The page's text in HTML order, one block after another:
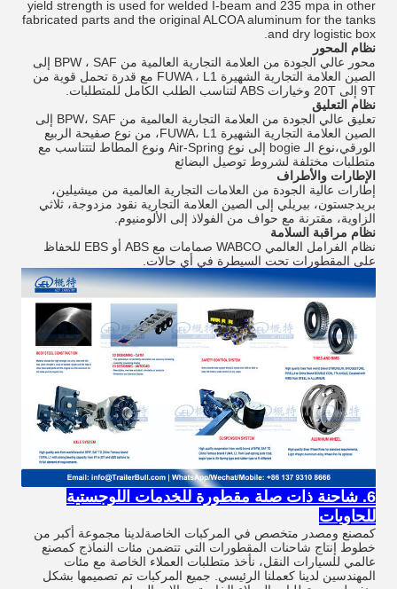
yield strength is used for welded I-beam and 235 mpa in other
fabricated parts and the original ALCOA aluminum for the tanks
and dry logistic box.
نظام المحور
محور عالي الجودة من العلامة التجارية العالمية من BPW ، SAF إلى
الصين العلامة التجارية الشهيرة FUWA ، L1 مع قدرة تحمل قوية من
9T إلى 20T وخيارات ABS لتناسب الطلب الكامل للمتطلبات.
نظام التعليق
تعليق عالي الجودة من العلامة التجارية العالمية من BPW، SAF إلى
الصين العلامة التجارية الشهيرة FUWA، L1، من نوع صفيحة الربيع
الورقي،نوع الـ bogie إلى نوع Air-Spring ونوع المطاط لتتناسب مع
متطلبات مختلفة لشروط توصيل البضائع
الإطارات والأطراف
إطارات عالية الجودة من العلامات التجارية العالمية من ميشيلين،
بريدجستون، بيريلي إلى الصين العلامة التجارية نقود مزدوجة، ثلاثي
الزاوية، مقترنة مع حواف من الفولاذ إلى الألومنيوم.
نظام مراقبة السلامة
نظام الفرامل العالمي WABCO صمامات مع ABS أو EBS للحفاظ
على المقطورات تحت السيطرة في أي حالات.
6. شاحنة ذات صلة مقطورة للخدمات اللوجستية
للحاويات
كمصنع ومصدر متخصص في المركبات الخاصةلدينا مجموعة أكبر من
خطوط إنتاج شاحنات المقطورات التي تتضمن مئات النماذج كمصنع
عالمي للسيارات النقل، نأخذ متطلبات العملاء الخاصة مع مئات
المهندسين لدينا كعملنا الرئيسي. جميع المركبات تم تصميمها بشكل